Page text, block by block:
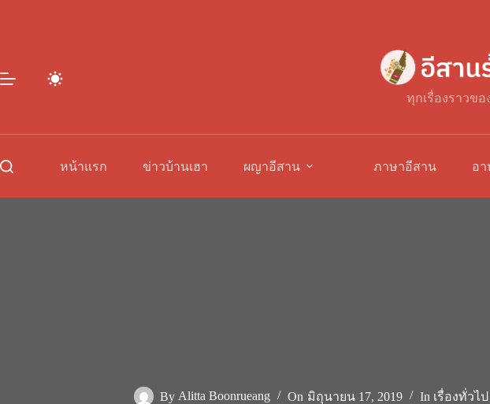
ทุกเรื่องราวข
หน้าแรก ข่าวบ้านเฮา ผญาอีสาน ภาษาอีสาน อ
By Alitta Boonrueang On มิถุนายน 17, 2019 In เรื่องทั่วไป